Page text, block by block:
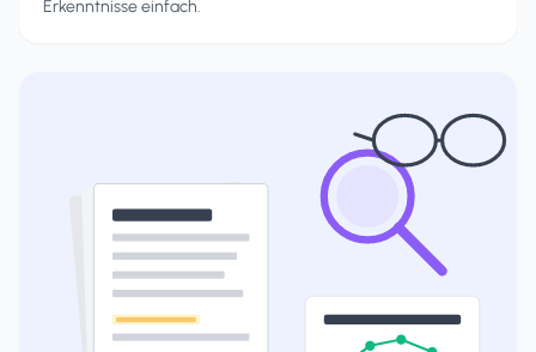
Erkenntnisse einfach.